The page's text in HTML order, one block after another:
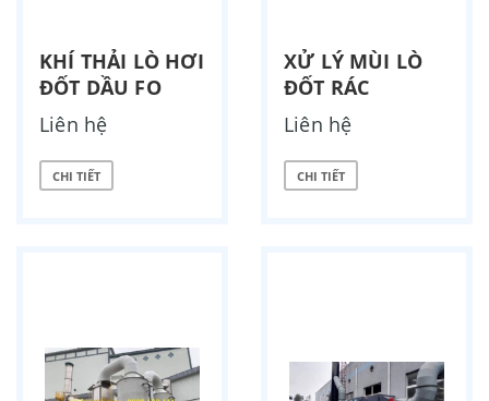
KHÍ THẢI LÒ HƠI
ĐỐT DẦU FO
Liên hệ
CHI TIẾT
XỬ LÝ MÙI LÒ
ĐỐT RÁC
Liên hệ
CHI TIẾT